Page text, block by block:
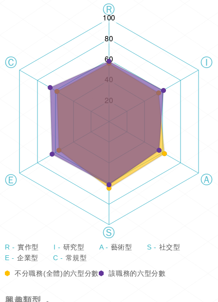
R - 實作型 I - 研究型 A - 藝術型 S - 社交型
E - 企業型 C - 常規型
不分職務(全體)的六型分數
該職務的六型分數